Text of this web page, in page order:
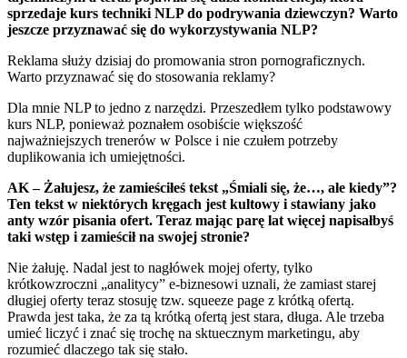
sprzedaje kurs techniki NLP do podrywania dziewczyn? Warto
jeszcze przyznawać się do wykorzystywania NLP?
Reklama służy dzisiaj do promowania stron pornograficznych.
Warto przyznawać się do stosowania reklamy?
Dla mnie NLP to jedno z narzędzi. Przeszedłem tylko podstawowy
kurs NLP, ponieważ poznałem osobiście większość
najważniejszych trenerów w Polsce i nie czułem potrzeby
duplikowania ich umiejętności.
AK – Żałujesz, że zamieściłeś tekst „Śmiali się, że…, ale kiedy”?
Ten tekst w niektórych kręgach jest kultowy i stawiany jako
anty wzór pisania ofert. Teraz mając parę lat więcej napisałbyś
taki wstęp i zamieścił na swojej stronie?
Nie żałuję. Nadal jest to nagłówek mojej oferty, tylko
krótkowzroczni „analitycy” e-biznesowi uznali, że zamiast starej
długiej oferty teraz stosuję tzw. squeeze page z krótką ofertą.
Prawda jest taka, że za tą krótką ofertą jest stara, długa. Ale trzeba
umieć liczyć i znać się trochę na sktuecznym marketingu, aby
rozumieć dlaczego tak się stało.